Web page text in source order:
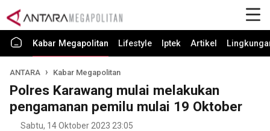
Kabar Megapolitan Lifestyle Iptek Artikel
ANTARA Kabar Megapolitan
Polres Karawang mulai melakukan
pengamanan pemilu mulai 19 Oktober
Sabtu, 14 Oktober 2023 23:05